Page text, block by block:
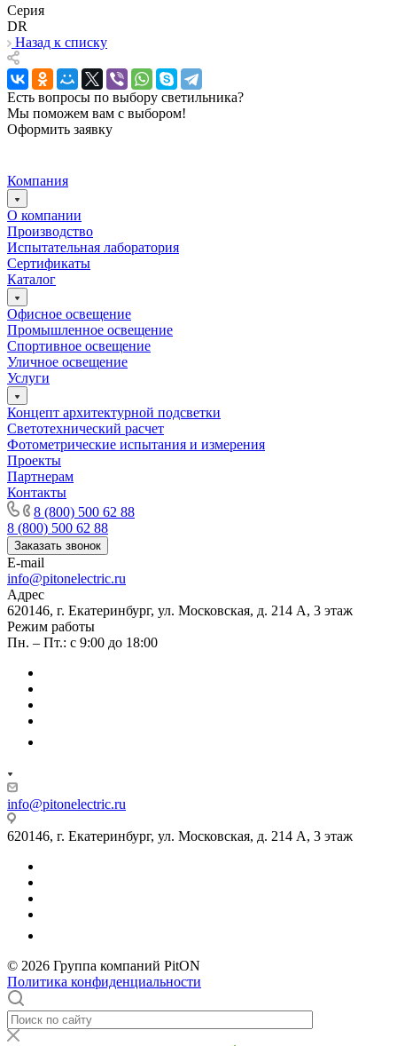
Серия
DR
Назад к списку
Есть вопросы по выбору светильника?
Мы поможем вам с выбором!
Оформить заявку
Компания
О компании
Производство
Испытательная лаборатория
Сертификаты
Каталог
Офисное освещение
Промышленное освещение
Спортивное освещение
Уличное освещение
Услуги
Концепт архитектурной подсветки
Светотехнический расчет
Фотометрические испытания и измерения
Проекты
Партнерам
Контакты
8 (800) 500 62 88
8 (800) 500 62 88
Заказать звонок
E-mail
info@pitonelectric.ru
Адрес
620146, г. Екатеринбург, ул. Московская, д. 214 А, 3 этаж
Режим работы
Пн. – Пт.: с 9:00 до 18:00
info@pitonelectric.ru
620146, г. Екатеринбург, ул. Московская, д. 214 А, 3 этаж
© 2026 Группа компаний PitON
Политика конфиденциальности